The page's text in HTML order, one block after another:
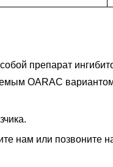
препарат
OARAC
нам или позвоните